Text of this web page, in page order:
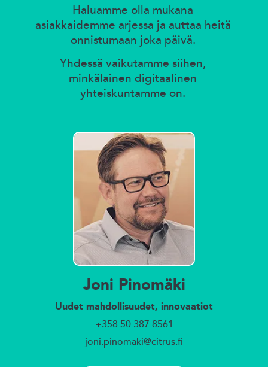
Haluamme olla mukana
asiakkaidemme arjessa ja auttaa heitä
onnistumaan joka päivä.
Yhdessä vaikutamme siihen,
minkälainen digitaalinen
yhteiskuntamme on.
Joni Pinomäki
Uudet mahdollisuudet, innovaatiot
+358 50 387 8561
joni.pinomaki@citrus.fi